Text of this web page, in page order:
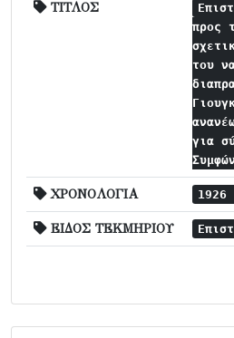
ΤΙΤΛΟΣ
προς
του
για
ΧΡΟΝΟΛΟΓΙΑ 1926
ΕΙΔΟΣ ΤΕΚΜΗΡΙΟΥ